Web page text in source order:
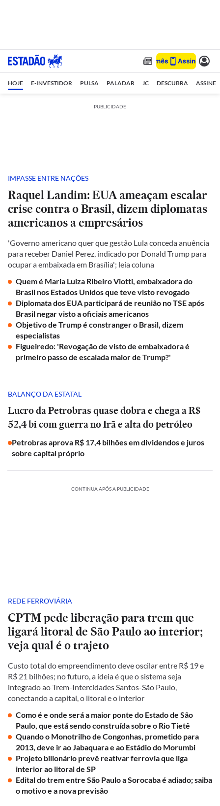
HOJE E-INVESTIDOR PULSA PALADAR JC DESCUBRA ASSINE
PUBLICIDADE
IMPASSE ENTRE NAÇÕES
Raquel Landim: EUA ameaçam escalar
crise contra o Brasil, dizem diplomatas
americanos a empresários
'Governo americano quer que gestão Lula conceda anuência
para receber Daniel Perez, indicado por Donald Trump para
ocupar a embaixada em Brasília'; leia coluna
Quem é Maria Luiza Ribeiro Viotti, embaixadora do
Brasil nos Estados Unidos que teve visto revogado
Diplomata dos EUA participará de reunião no TSE após
Brasil negar visto a oficiais americanos
Objetivo de Trump é constranger o Brasil, dizem
especialistas
Figueiredo: 'Revogação de visto de embaixadora é
primeiro passo de escalada maior de Trump?'
BALANÇO DA ESTATAL
Lucro da Petrobras quase dobra e chega a R$
52,4 bi com guerra no Irã e alta do petróleo
Petrobras aprova R$ 17,4 bilhões em dividendos e juros
sobre capital próprio
CONTINUA APÓS A PUBLICIDADE
REDE FERROVIÁRIA
CPTM pede liberação para trem que
ligará litoral de São Paulo ao interior;
veja qual é o trajeto
Custo total do empreendimento deve oscilar entre R$ 19 e
R$ 21 bilhões; no futuro, a ideia é que o sistema seja
integrado ao Trem-Intercidades Santos-São Paulo,
conectando a capital, o litoral e o interior
Como é e onde será a maior ponte do Estado de São
Paulo, que está sendo construída sobre o Rio Tietê
Quando o Monotrilho de Congonhas, prometido para
2013, deve ir ao Jabaquara e ao Estádio do Morumbi
Projeto bilionário prevê reativar ferrovia que liga
interior ao litoral de SP
Edital do trem entre São Paulo a Sorocaba é adiado; saiba
o motivo e a nova previsão